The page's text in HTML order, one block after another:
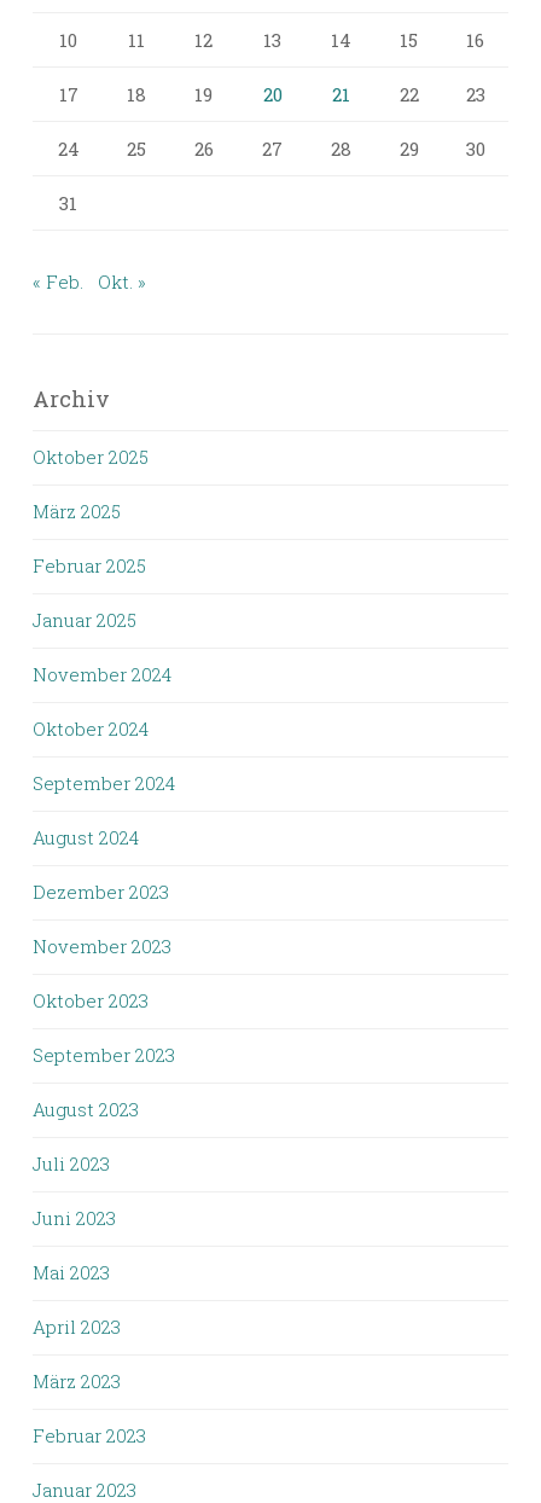
10 11 12 13 14 15 16
17 18 19 20 21 22 23
24 25 26 27 28 29 30
31
« Feb. Okt. »
Archiv
Oktober 2025
März 2025
Februar 2025
Januar 2025
November 2024
Oktober 2024
September 2024
August 2024
Dezember 2023
November 2023
Oktober 2023
September 2023
August 2023
Juli 2023
Juni 2023
Mai 2023
April 2023
März 2023
Februar 2023
Januar 2023